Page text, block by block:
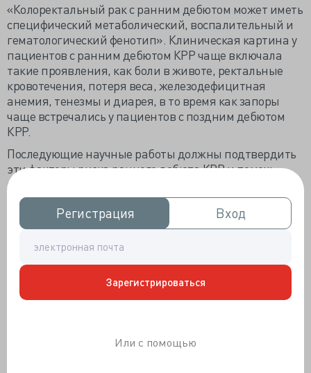
Регистрация
Регистрация Вход
Вход
Зарегистрироваться
Или с помощью
«Колоректальный рак с ранним дебютом может иметь
специфический метаболический, воспалительный и
гематологический фенотип». Клиническая картина у
пациентов с ранним дебютом КРР чаще включала
такие проявления, как боли в животе, ректальные
кровотечения, потеря веса, железодефицитная
анемия, тенезмы и диарея, в то время как запоры
чаще встречались у пациентов с поздним дебютом
КРР.
Последующие научные работы должны подтвердить
эти факторы риска раннего дебюта КРР и помочь
разработать модели стратификации риска с учетом
возраста пациентов.
Стратегии скрининга в зависимости от
возраста
«Исследование было действительно интересным.
Для нас действительно важно понять факторы риска
развития КРР у молодых пациентов и их отличие от
директор Центра наследственных онкологических